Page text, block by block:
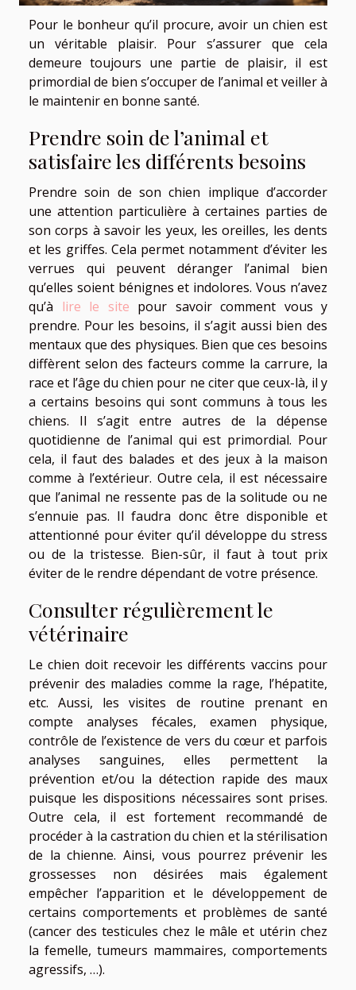
Pour le bonheur qu’il procure, avoir un chien est
un véritable plaisir. Pour s’assurer que cela
demeure toujours une partie de plaisir, il est
primordial de bien s’occuper de l’animal et veiller à
le maintenir en bonne santé.
Prendre soin de l’animal et
satisfaire les différents besoins
Prendre soin de son chien implique d’accorder
une attention particulière à certaines parties de
son corps à savoir les yeux, les oreilles, les dents
et les griffes. Cela permet notamment d’éviter les
verrues qui peuvent déranger l’animal bien
qu’elles soient bénignes et indolores. Vous n’avez
qu’à lire le site pour savoir comment vous y
prendre. Pour les besoins, il s’agit aussi bien des
mentaux que des physiques. Bien que ces besoins
diffèrent selon des facteurs comme la carrure, la
race et l’âge du chien pour ne citer que ceux-là, il y
a certains besoins qui sont communs à tous les
chiens. Il s’agit entre autres de la dépense
quotidienne de l’animal qui est primordial. Pour
cela, il faut des balades et des jeux à la maison
comme à l’extérieur. Outre cela, il est nécessaire
que l’animal ne ressente pas de la solitude ou ne
s’ennuie pas. Il faudra donc être disponible et
attentionné pour éviter qu’il développe du stress
ou de la tristesse. Bien-sûr, il faut à tout prix
éviter de le rendre dépendant de votre présence.
Consulter régulièrement le
vétérinaire
Le chien doit recevoir les différents vaccins pour
prévenir des maladies comme la rage, l’hépatite,
etc. Aussi, les visites de routine prenant en
compte analyses fécales, examen physique,
contrôle de l’existence de vers du cœur et parfois
analyses sanguines, elles permettent la
prévention et/ou la détection rapide des maux
puisque les dispositions nécessaires sont prises.
Outre cela, il est fortement recommandé de
procéder à la castration du chien et la stérilisation
de la chienne. Ainsi, vous pourrez prévenir les
grossesses non désirées mais également
empêcher l’apparition et le développement de
certains comportements et problèmes de santé
(cancer des testicules chez le mâle et utérin chez
la femelle, tumeurs mammaires, comportements
agressifs, …).